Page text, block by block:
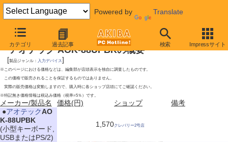
Powered by Translate
カテゴリ 過去記事 検索 Impressサイト
2009年8月1日号
アオテック AOK-88UPBKの概要
[製品ジャンル： 入力デバイス]
※このページにおける価格などは、編集部が店頭表示を独自に調査したものです。
この価格で販売されることを保証するものではありません。
実際の販売価格は変動しますので、購入時に各ショップ店頭にてご確認ください。
※特記無き価格情報は税込み価格（税率=5％）です。
メーカー/製品名 価格(円) ショップ
備考
●アオテックAO
K-88UPBK
(小型キーボード,
USBまたはPS/2)
1,570クレバリー2号店